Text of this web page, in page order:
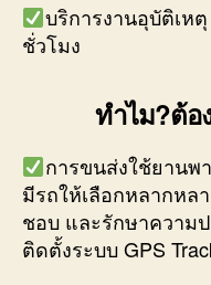
บริการงานอุบัติเห
ชั่วโมง
ทำไม?ต้อ
การขนส่งใช้ยาน
มีรถให้เลือกหลากหล
ชอบ และรักษาควา
ติดตั้งระบบ GPS